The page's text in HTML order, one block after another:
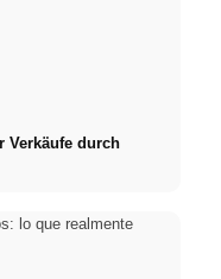
Verkäufe durch